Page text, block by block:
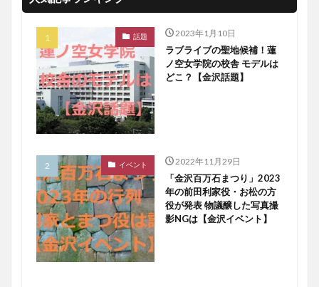
話題 2023年1月10日
ラブライブの聖地候補！蓮
ノ空女学院の校舎 モデルは
どこ？【金沢話題】
イベント 2022年11月29日
「金沢百万石まつり」2023
年の前田利家役・お松の方
役が発表 物議醸した写真撮
影NGは【金沢イベント】